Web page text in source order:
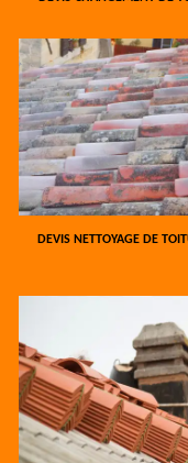
DEVIS NETTOYAGE DE